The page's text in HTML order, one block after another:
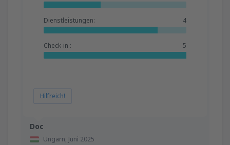
Doc
Ungarn, Juni 2025
Dienstleistungen: 4
Check-in : 5
Hilfreich!